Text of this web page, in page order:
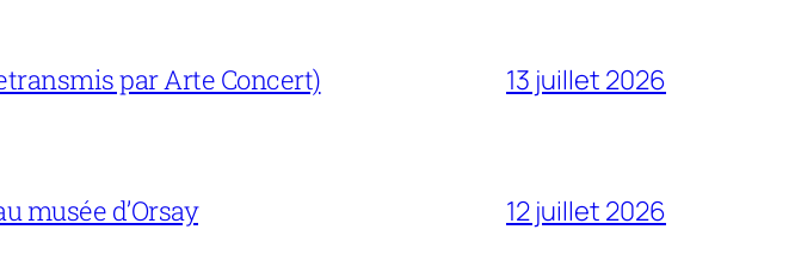
par Arte Concert) 13 juillet 2026
musée d’Orsay 12 juillet 2026